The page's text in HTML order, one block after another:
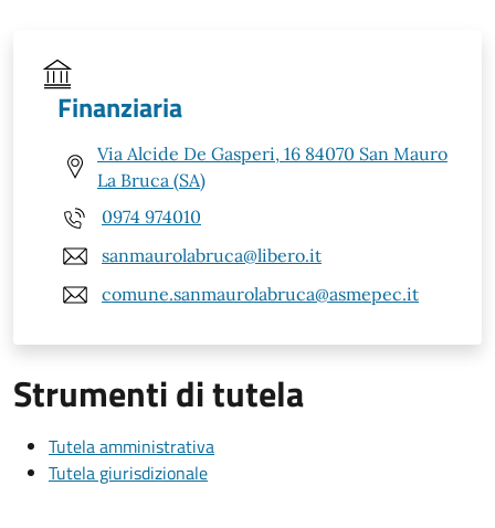
Finanziaria
Via Alcide De Gasperi, 16 84070 San Mauro
La Bruca (SA)
0974 974010
sanmaurolabruca@libero.it
comune.sanmaurolabruca@asmepec.it
Strumenti di tutela
Tutela amministrativa
Tutela giurisdizionale